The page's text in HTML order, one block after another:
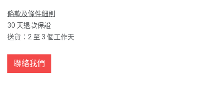
條款及條件細則
30 天退款保證
送貨：2 至 3 個工作天
聯絡我們